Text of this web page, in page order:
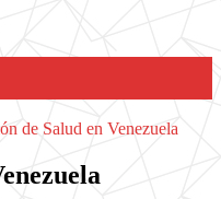
de Salud en Venezuela